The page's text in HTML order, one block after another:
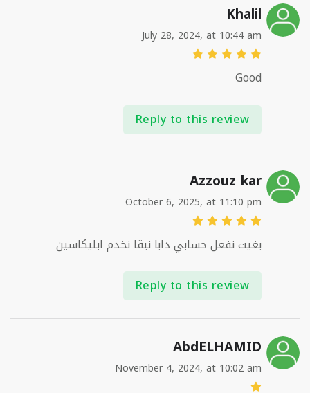
Khalil
July 28, 2024, at 10:44 am
Good
Reply to this review
Azzouz kar
October 6, 2025, at 11:10 pm
بغيت نفعل حسابي دابا نبقا نخدم ابليكاسين
Reply to this review
AbdELHAMID
November 4, 2024, at 10:02 am